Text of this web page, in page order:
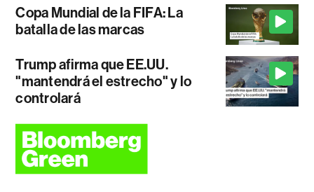
Copa Mundial de la FIFA: La
batalla de las marcas
Trump afirma que EE.UU.
"mantendrá el estrecho" y lo
controlará